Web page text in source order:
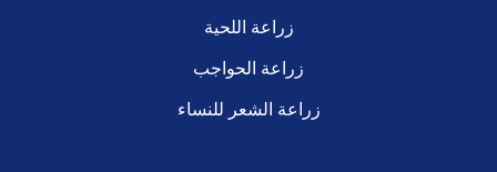
زراعة اللحية
زراعة الحواجب
زراعة الشعر للنساء